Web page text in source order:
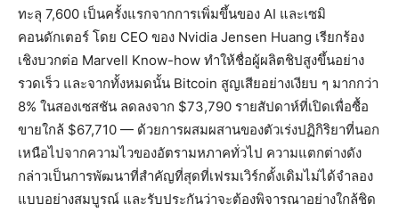
ทะลุ 7,600 เป็นครั้งแรกจากการเพิ่มขึ้นของ AI และเซมิ
คอนดักเตอร์ โดย CEO ของ Nvidia Jensen Huang เรียกร้อง
เชิงบวกต่อ Marvell Know-how ทำให้ชื่อผู้ผลิตชิปสูงขึ้นอย่าง
รวดเร็ว และจากทั้งหมดนั้น Bitcoin สูญเสียอย่างเงียบ ๆ มากกว่า
8% ในสองเซสชัน ลดลงจาก $73,790 รายสัปดาห์ที่เปิดเพื่อซื้อ
ขายใกล้ $67,710 — ด้วยการผสมผสานของตัวเร่งปฏิกิริยาที่นอก
เหนือไปจากความไวของอัตรามหภาคทั่วไป ความแตกต่างดัง
กล่าวเป็นการพัฒนาที่สำคัญที่สุดที่เฟรมเวิร์กดั้งเดิมไม่ได้จำลอง
แบบอย่างสมบูรณ์ และรับประกันว่าจะต้องพิจารณาอย่างใกล้ชิด